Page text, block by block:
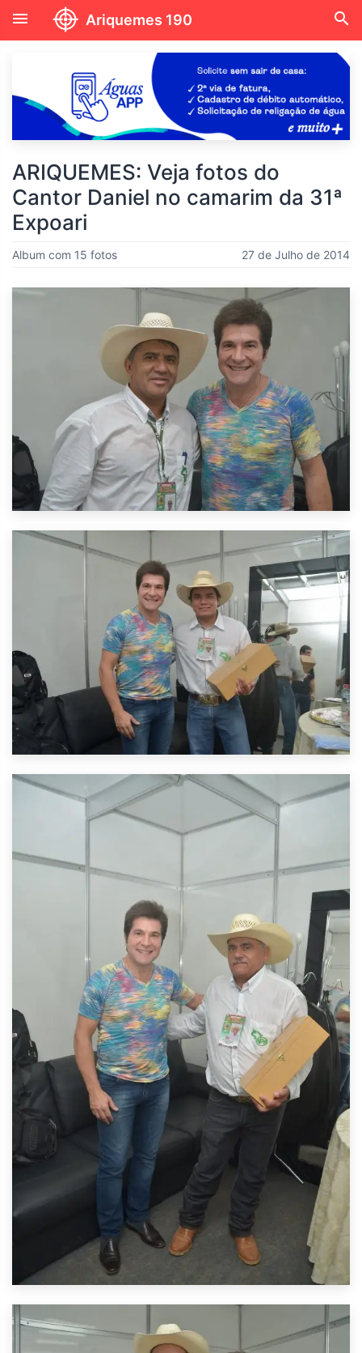
menu Ariquemes 190 search
ARIQUEMES: Veja fotos do
Cantor Daniel no camarim da 31ª
Expoari
Album com 15 fotos 27 de Julho de 2014